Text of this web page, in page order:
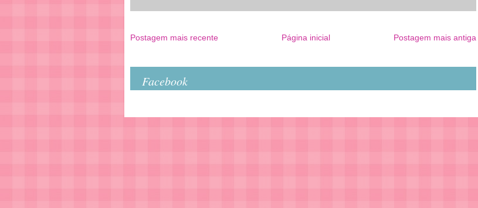
Postagem mais recente Postagem mais antiga
Página inicial
Facebook